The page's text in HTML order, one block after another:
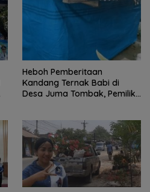
Heboh Pemberitaan
Kandang Ternak Babi di
Desa Juma Tombak, Pemilik